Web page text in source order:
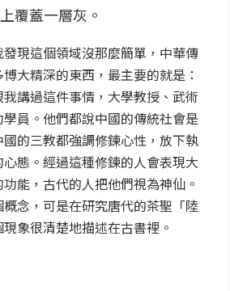
覆蓋一層灰。
現這個領域沒那麼簡單，中華傳
大精深的東西，最主要的就是：
講過這件事情，大學教授、武術
員。他們都說中國的傳統社會是
的三教都強調修鍊心性，放下執
態。經過這種修鍊的人會表現大
能，古代的人把他們視為神仙。
念，可是在研究唐代的茶聖「陸
象很清楚地描述在古書裡。